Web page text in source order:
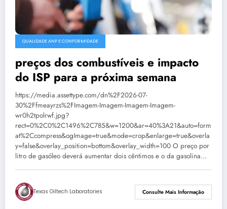
QUALIDADE ANP E CONFORMIDADE
preços dos combustíveis e impacto
do ISP para a próxima semana
https://media.assettype.com/dn%2F2026-07-
30%2Ffmeayrzs%2FImagem-Imagem-Imagem-Imagem-
wr0h2tpolrwf.jpg?
rect=0%2C0%2C1496%2C785&w=1200&ar=40%3A21&auto=form
at%2Ccompress&ogImage=true&mode=crop&enlarge=true&overla
y=false&overlay_position=bottom&overlay_width=100 O preço por
litro de gasóleo deverá aumentar dois cêntimos e o da gasolina…
Texas Oiltech Laboratories Consulte Mais Informação